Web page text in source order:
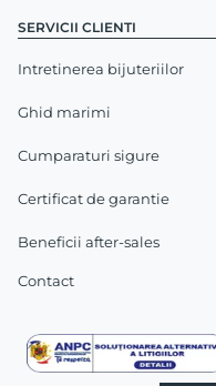
SERVICII CLIENTI
Intretinerea bijuteriilor
Ghid marimi
Cumparaturi sigure
Certificat de garantie
Beneficii after-sales
Contact